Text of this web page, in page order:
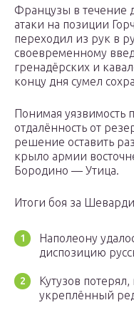
Французы в течение
атаки на позиции
переходил из рук в
своевременному
гренадёрских и
концу дня сумел
Понимая уязвимость
отдалённость от
решение оставить
крыло армии
Бородино — Утица.
Итоги боя за
Наполеону
диспозицию
Кутузов
укреплённый